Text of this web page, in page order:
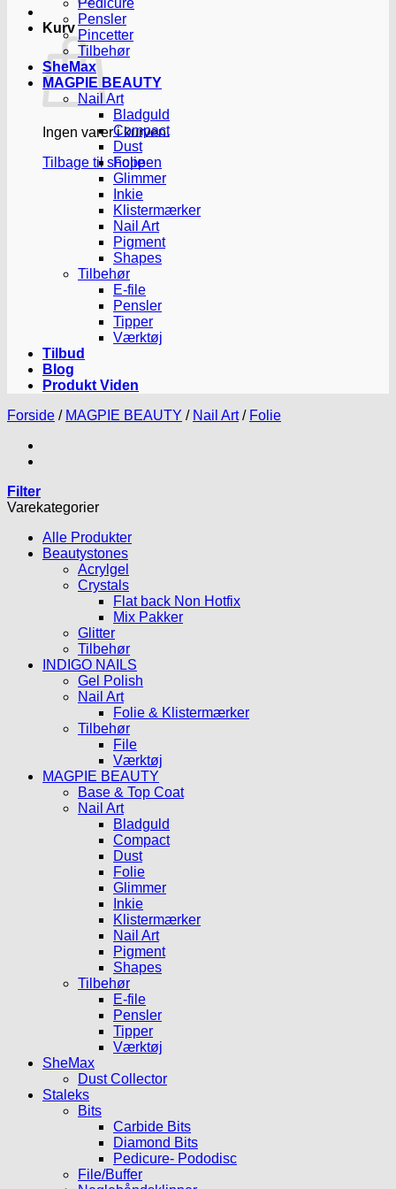
Kurv
Ingen varer i kurven.
Tilbage til shoppen
Pedicure
Pensler
Pincetter
Tilbehør
SheMax
MAGPIE BEAUTY
Nail Art
Bladguld
Compact
Dust
Folie
Glimmer
Inkie
Klistermærker
Nail Art
Pigment
Shapes
Tilbehør
E-file
Pensler
Tipper
Værktøj
Tilbud
Blog
Produkt Viden
Forside / MAGPIE BEAUTY / Nail Art / Folie
Filter
Varekategorier
Alle Produkter
Beautystones
Acrylgel
Crystals
Flat back Non Hotfix
Mix Pakker
Glitter
Tilbehør
INDIGO NAILS
Gel Polish
Nail Art
Folie & Klistermærker
Tilbehør
File
Værktøj
MAGPIE BEAUTY
Base & Top Coat
Nail Art
Bladguld
Compact
Dust
Folie
Glimmer
Inkie
Klistermærker
Nail Art
Pigment
Shapes
Tilbehør
E-file
Pensler
Tipper
Værktøj
SheMax
Dust Collector
Staleks
Bits
Carbide Bits
Diamond Bits
Pedicure- Pododisc
File/Buffer